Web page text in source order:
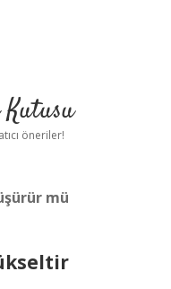
öneriler!
mü